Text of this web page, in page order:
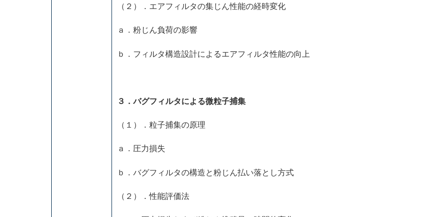
（２）．エアフィルタの集じん性能の経時変化
ａ．粉じん負荷の影響
ｂ．フィルタ構造設計によるエアフィルタ性能の向上
３．バグフィルタによる微粒子捕集
（１）．粒子捕集の原理
ａ．圧力損失
ｂ．バグフィルタの構造と粉じん払い落とし方式
（２）．性能評価法